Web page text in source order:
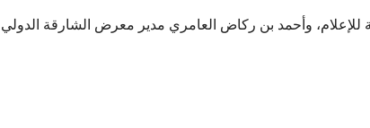
وأحمد بن ركاض العامري مدير معرض الشارقة الدولي